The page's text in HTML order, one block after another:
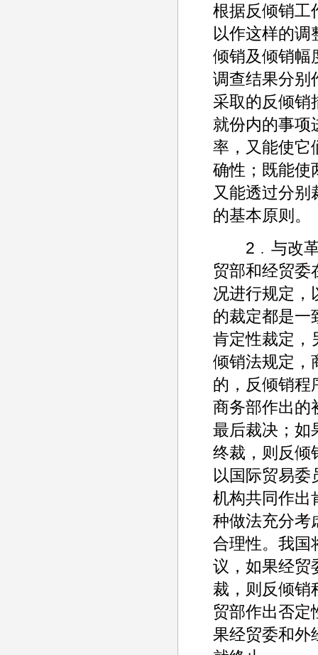
根据反倾销工
以作这样的
倾销及倾销幅
调查结果分别
采取的反倾销
就份内的事项
率，又能使它
确性；既能使
又能透过分
的基本原则。
2﹒与改革
贸部和经贸委
况进行规定，
的裁定都是一
肯定性裁定，
倾销法规定，
的，反倾销程
商务部作出的
最后裁决；如
终裁，则反倾
以国际贸易
机构共同作出
种做法充分考
合理性。我国
议，如果经贸
裁，则反倾销
贸部作出否定
果经贸委和外